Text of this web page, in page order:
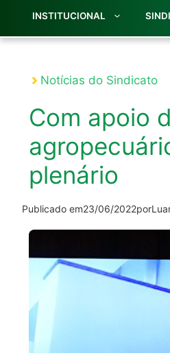
INSTITUCIONAL
Notícias do Sindicato
Com apoio
plenário
Publicado em23/06/2022por